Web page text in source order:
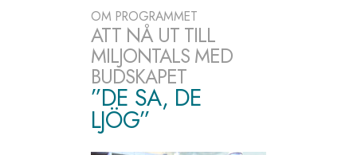
OM PROGRAMMET
ATT NÅ UT TILL
MILJONTALS MED
BUDSKAPET
”DE SA, DE
LJÖG”